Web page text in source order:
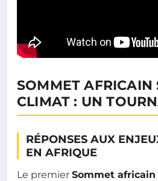
SOMMET AFRICAIN
CLIMAT : UN
RÉPONSES AUX
EN AFRIQUE
Le premier Sommet